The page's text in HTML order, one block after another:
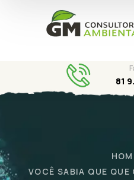
81
VOCÊ SABIA QUE QUE